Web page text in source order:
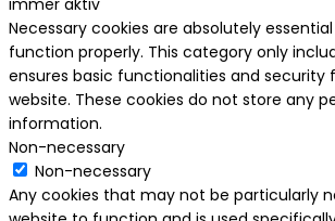
immer aktiv
Necessary cookies are absolutely
function properly. This category only
ensures basic functionalities and security
website. These cookies do not store any
information.
Non-necessary
Non-necessary
Any cookies that may not be particularly